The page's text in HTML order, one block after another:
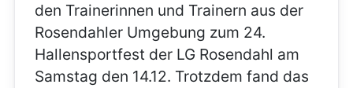
den Trainerinnen und Trainern aus der
Rosendahler Umgebung zum 24.
Hallensportfest der LG Rosendahl am
Samstag den 14.12. Trotzdem fand das